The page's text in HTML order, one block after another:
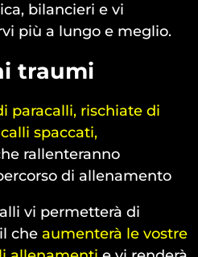
bilancieri e vi
più a lungo e meglio.
traumi
paracalli, rischiate di
spaccati,
rallenteranno
di allenamento
vi permetterà di
che aumenterà le vostre